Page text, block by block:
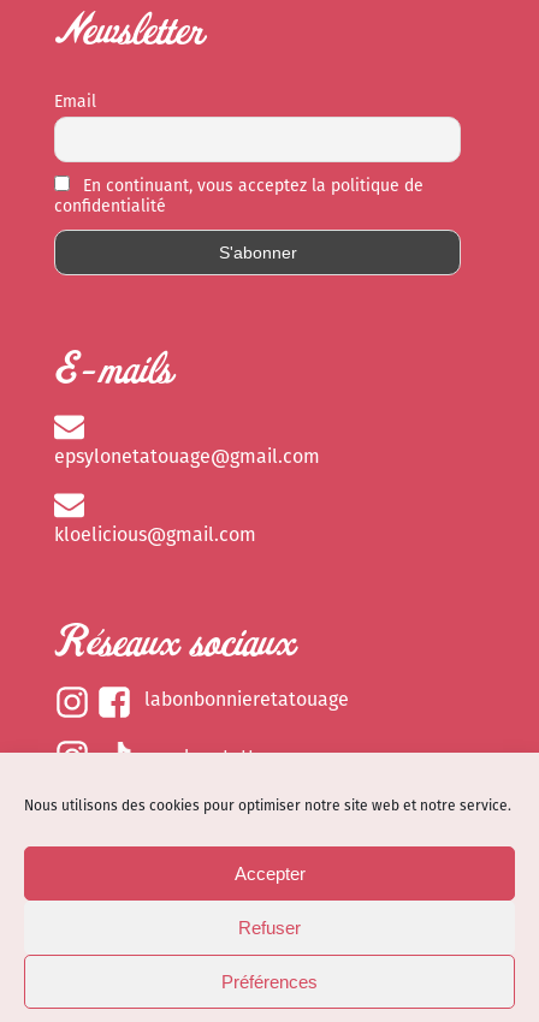
Nous utilisons des cookies pour optimiser notre site web et notre service.
Accepter
Refuser
Préférences
Newsletter
Email
En continuant, vous acceptez la politique de
confidentialité
E-mails
epsylonetatouage@gmail.com
kloelicious@gmail.com
Réseaux sociaux
labonbonnieretatouage
epsylonetattoo
kloelicious_
Mentions légales
Politique de cookies (EU)
© Site web réalisé parDénode- Illustrations par
Kloelicioustattoo tous droits réservés